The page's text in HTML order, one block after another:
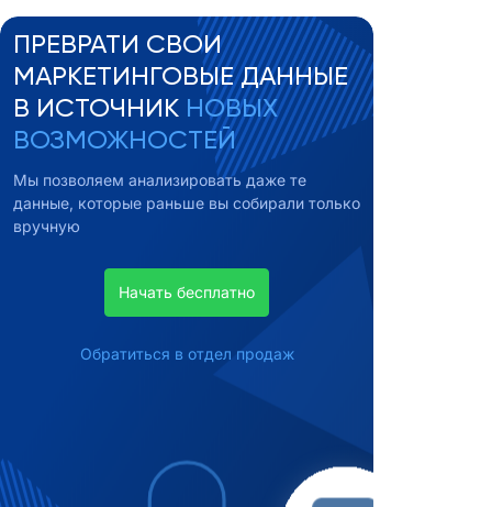
ПРЕВРАТИ СВОИ
МАРКЕТИНГОВЫЕ ДАННЫЕ
В ИСТОЧНИК НОВЫХ
ВОЗМОЖНОСТЕЙ
Мы позволяем анализировать даже те
данные, которые раньше вы собирали только
вручную
Начать бесплатно
Обратиться в отдел продаж